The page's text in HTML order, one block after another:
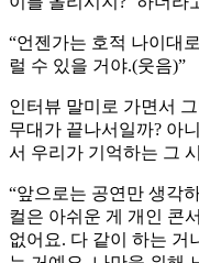
“언젠가는 호적 나이대
럴 수 있을 거야.(웃음)”
인터뷰 말미로 가면서
무대가 끝나서일까? 아
서 우리가 기억하는 그
“앞으로는 공연만 생각
컬은 아쉬운 게 개인 콘
없어요. 다 같이 하는 거